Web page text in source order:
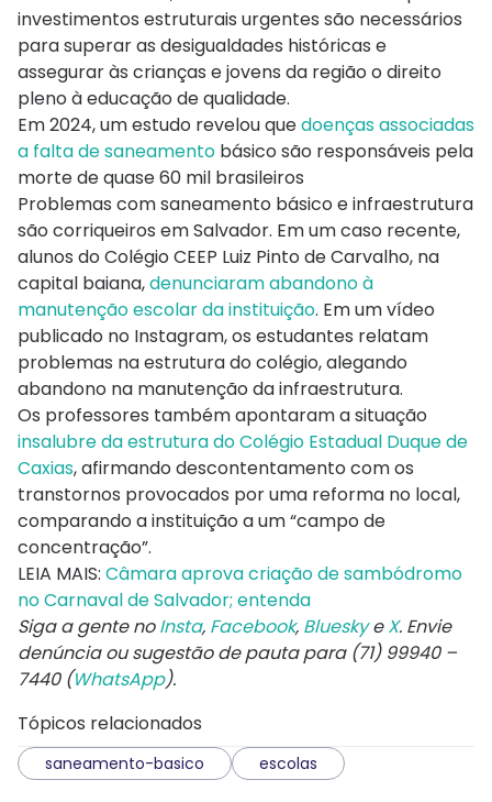
investimentos estruturais urgentes são necessários
para superar as desigualdades históricas e
assegurar às crianças e jovens da região o direito
pleno à educação de qualidade.
Em 2024, um estudo revelou quedoenças associadas
a falta de saneamento básico são responsáveis pela
morte de quase 60 mil brasileiros
Problemas com saneamento básico e infraestrutura
são corriqueiros em Salvador. Em um caso recente,
alunos do Colégio CEEP Luiz Pinto de Carvalho, na
capital baiana,denunciaram abandono à
manutenção escolar da instituição. Em um vídeo
publicado no Instagram, os estudantes relatam
problemas na estrutura do colégio, alegando
abandono na manutenção da infraestrutura.
Os professores também apontaram a situação
insalubre da estrutura do Colégio Estadual Duque de
Caxias, afirmando descontentamento com os
transtornos provocados por uma reforma no local,
comparando a instituição a um “campo de
concentração”.
LEIA MAIS: Câmara aprova criação de sambódromo
no Carnaval de Salvador; entenda
Siga a gente noInsta, Facebook, BlueskyeX. Envie
denúncia ou sugestão de pauta para (71) 99940 –
7440 (WhatsApp).
Tópicos relacionados
saneamento-basico escolas